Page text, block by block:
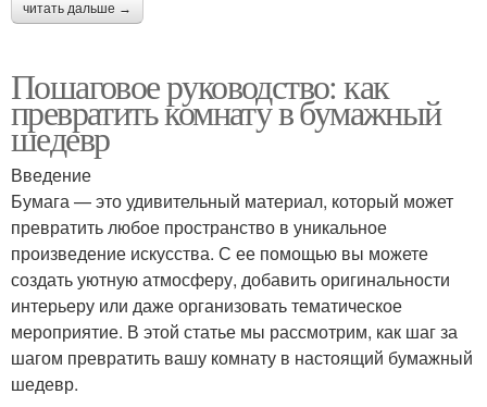
читать дальше →
Пошаговое руководство: как
превратить комнату в бумажный
шедевр
Введение
Бумага — это удивительный материал, который может
превратить любое пространство в уникальное
произведение искусства. С ее помощью вы можете
создать уютную атмосферу, добавить оригинальности
интерьеру или даже организовать тематическое
мероприятие. В этой статье мы рассмотрим, как шаг за
шагом превратить вашу комнату в настоящий бумажный
шедевр.